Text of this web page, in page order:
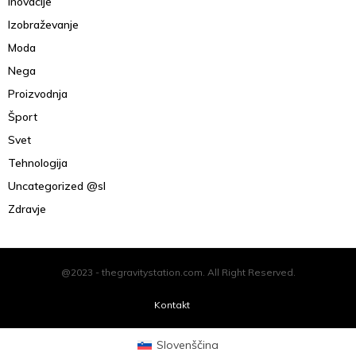
Izobraževanje
Moda
Nega
Proizvodnja
Šport
Svet
Tehnologija
Uncategorized @sl
Zdravje
@2023 - thegravitystation.com. All Right Reserved.
Kontakt
Slovenščina